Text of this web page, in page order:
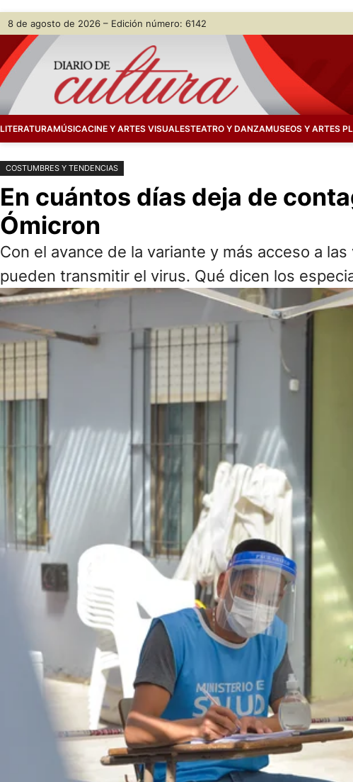
Saltar
contenido
Skip
content
8 de agosto de 2026 – Edición número: 6142
LITERATURAMÚSICACINE Y ARTES VISUALESTEATRO Y DANZAMUSEOS Y ARTES
COSTUMBRES Y TENDENCIAS
En cuántos días deja de
Ómicron
Con el avance de la variante y más acceso a
pueden transmitir el virus. Qué dicen los